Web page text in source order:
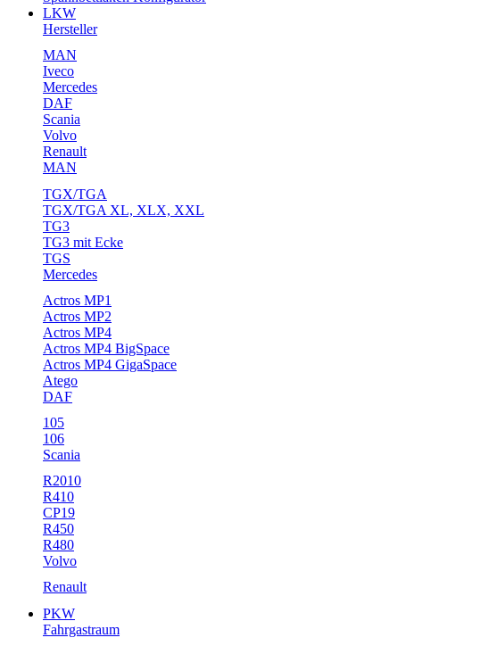
LKW
Hersteller
MAN
Iveco
Mercedes
DAF
Scania
Volvo
Renault
MAN
TGX/TGA
TGX/TGA XL, XLX, XXL
TG3
TG3 mit Ecke
TGS
Mercedes
Actros MP1
Actros MP2
Actros MP4
Actros MP4 BigSpace
Actros MP4 GigaSpace
Atego
DAF
105
106
Scania
R2010
R410
CP19
R450
R480
Volvo
Renault
PKW
Fahrgastraum